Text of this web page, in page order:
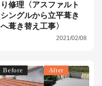
り修理〈アスファルト
シングルから立平葺き
へ葺き替え工事〉
2021/02/08
Before After